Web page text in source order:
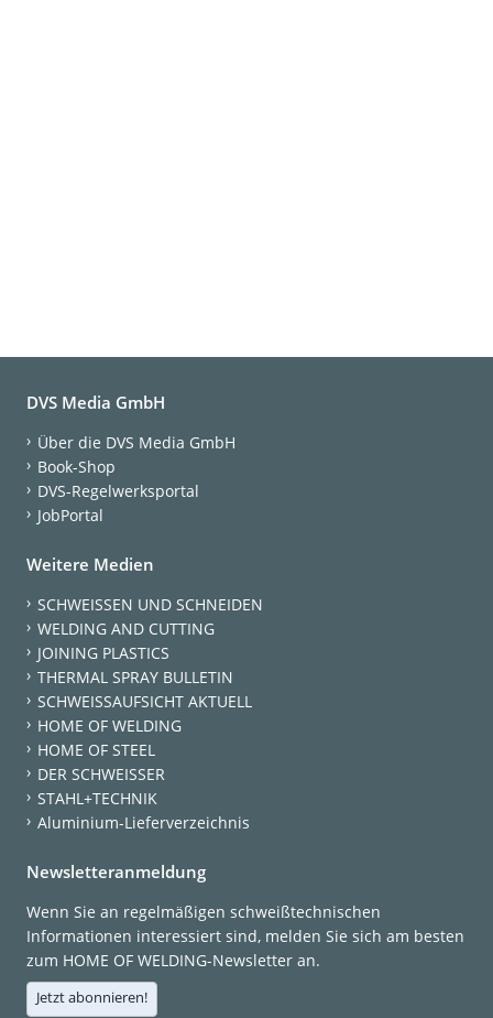
DVS Media GmbH
Über die DVS Media GmbH
Book-Shop
DVS-Regelwerksportal
JobPortal
Weitere Medien
SCHWEISSEN UND SCHNEIDEN
WELDING AND CUTTING
JOINING PLASTICS
THERMAL SPRAY BULLETIN
SCHWEISSAUFSICHT AKTUELL
HOME OF WELDING
HOME OF STEEL
DER SCHWEISSER
STAHL+TECHNIK
Aluminium-Lieferverzeichnis
Newsletteranmeldung
Wenn Sie an regelmäßigen schweißtechnischen
Informationen interessiert sind, melden Sie sich am besten
zum HOME OF WELDING-Newsletter an.
Jetzt abonnieren!